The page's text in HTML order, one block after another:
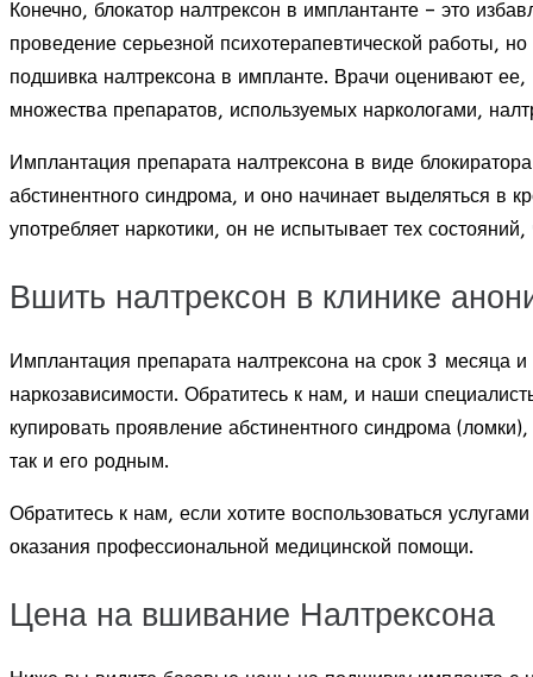
Конечно, блокатор налтрексон в имплантанте – это
проведение серьезной психотерапевтической работы,
подшивка налтрексона в импланте. Врачи оценивают
множества препаратов, используемых наркологами,
Имплантация препарата налтрексона в виде
абстинентного синдрома, и оно начинает выделяться в
употребляет наркотики, он не испытывает тех
Вшить налтрексон в клинике
Имплантация препарата налтрексона на срок 3 месяца
наркозависимости. Обратитесь к нам, и наши
купировать проявление абстинентного синдрома
так и его родным.
Обратитесь к нам, если хотите воспользоваться
оказания профессиональной медицинской помощи.
Цена на вшивание Налтрексона